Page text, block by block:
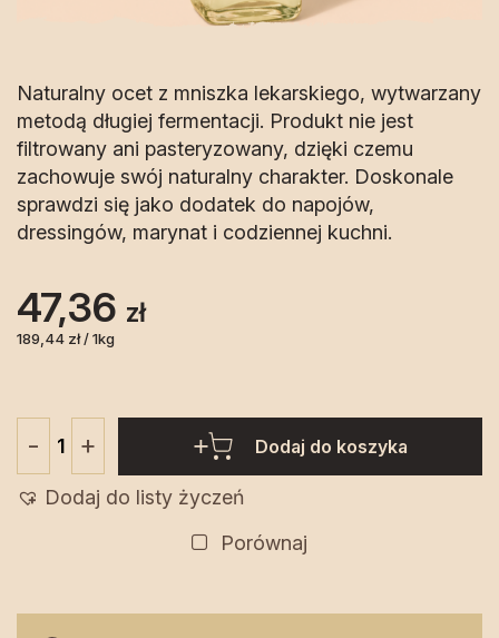
Naturalny ocet z mniszka lekarskiego, wytwarzany
metodą długiej fermentacji. Produkt nie jest
filtrowany ani pasteryzowany, dzięki czemu
zachowuje swój naturalny charakter. Doskonale
sprawdzi się jako dodatek do napojów,
dressingów, marynat i codziennej kuchni.
47,36 zł
189,44 zł / 1kg
-
Ocet
+ Dodaj do koszyka
Dodaj do listy życzeń
Porównaj